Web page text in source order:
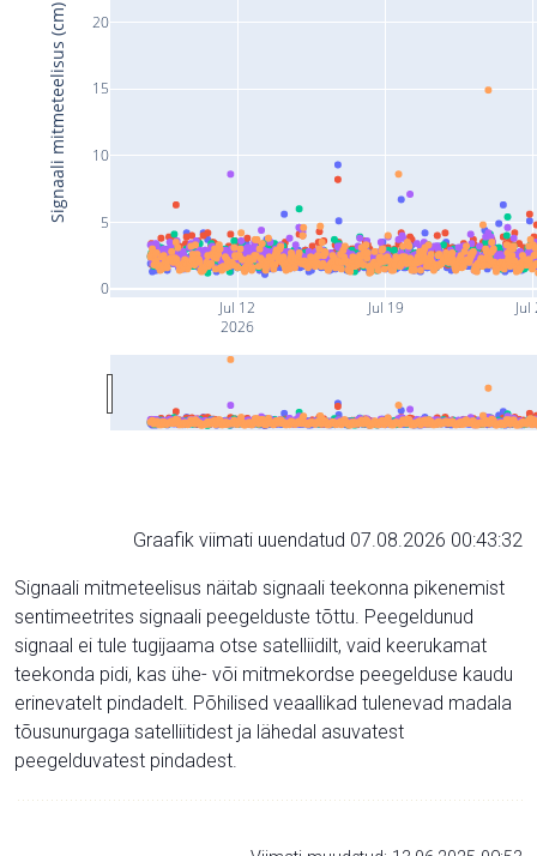
Jul 12
2026
Jul 19 Jul
0
5
10
15
20
Signaali mitmeteelisus (cm)
Graafik viimati uuendatud 07.08.2026 00:43:32
Signaali mitmeteelisus näitab signaali teekonna pikenemist
sentimeetrites signaali peegelduste tõttu. Peegeldunud
signaal ei tule tugijaama otse satelliidilt, vaid keerukamat
teekonda pidi, kas ühe- või mitmekordse peegelduse kaudu
erinevatelt pindadelt. Põhilised veaallikad tulenevad madala
tõusunurgaga satelliitidest ja lähedal asuvatest
peegelduvatest pindadest.